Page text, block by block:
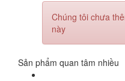
Chúng tôi chưa
này
Sản phẩm quan tâm nhiều